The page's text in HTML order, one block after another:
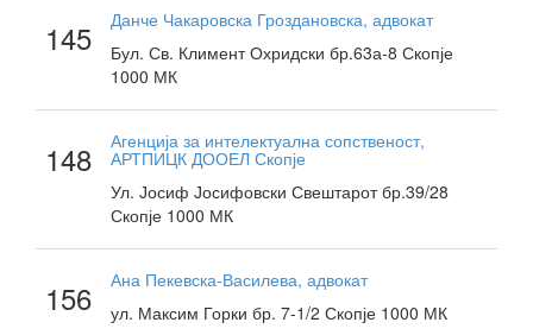
145
Данче Чакаровска Гроздановска, адвокат
Бул. Св. Климент Охридски бр.63а-8 Скопје
1000 МК
148 Агенција за интелектуална сопственост,
АРТПИЦК ДООЕЛ Скопје
Ул. Јосиф Јосифовски Свештарот бр.39/28
Скопје 1000 МК
156
Ана Пекевска-Василева, адвокат
ул. Максим Горки бр. 7-1/2 Скопје 1000 МК